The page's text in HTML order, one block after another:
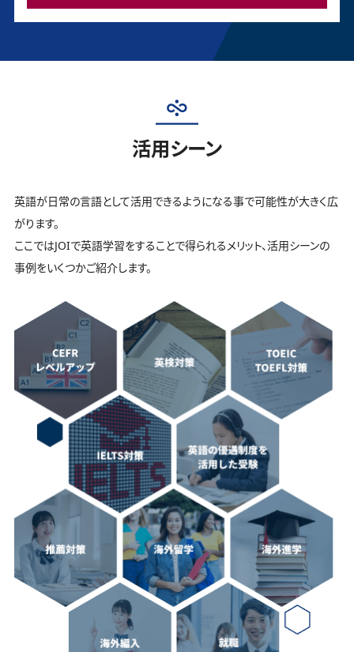
活用シーン
英語が日常の言語として活用できるようになる事で可能性が大きく広
がります。
ここではJOIで英語学習をすることで得られるメリット、活用シーンの
事例をいくつかご紹介します。